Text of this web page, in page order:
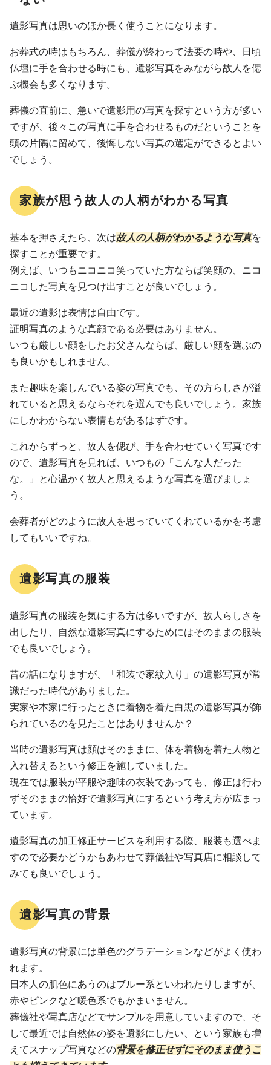
遺影写真は思いのほか長く使うことになります。
お葬式の時はもちろん、葬儀が終わって法要の時や、日頃
仏壇に手を合わせる時にも、遺影写真をみながら故人を偲
ぶ機会も多くなります。
葬儀の直前に、急いで遺影用の写真を探すという方が多い
ですが、後々この写真に手を合わせるものだということを
頭の片隅に留めて、後悔しない写真の選定ができるとよい
でしょう。
家族が思う故人の人柄がわかる写真
基本を押さえたら、次は故人の人柄がわかるような写真を
探すことが重要です。
例えば、いつもニコニコ笑っていた方ならば笑顔の、ニコ
ニコした写真を見つけ出すことが良いでしょう。
最近の遺影は表情は自由です。
証明写真のような真顔である必要はありません。
いつも厳しい顔をしたお父さんならば、厳しい顔を選ぶの
も良いかもしれません。
また趣味を楽しんでいる姿の写真でも、その方らしさが溢
れていると思えるならそれを選んでも良いでしょう。家族
にしかわからない表情もがあるはずです。
これからずっと、故人を偲び、手を合わせていく写真です
ので、遺影写真を見れば、いつもの「こんな人だった
な。」と心温かく故人と思えるような写真を選びましょ
う。
会葬者がどのように故人を思っていてくれているかを考慮
してもいいですね。
遺影写真の服装
遺影写真の服装を気にする方は多いですが、故人らしさを
出したり、自然な遺影写真にするためにはそのままの服装
でも良いでしょう。
昔の話になりますが、「和装で家紋入り」の遺影写真が常
識だった時代がありました。
実家や本家に行ったときに着物を着た白黒の遺影写真が飾
られているのを見たことはありませんか？
当時の遺影写真は顔はそのままに、体を着物を着た人物と
入れ替えるという修正を施していました。
現在では服装が平服や趣味の衣装であっても、修正は行わ
ずそのままの恰好で遺影写真にするという考え方が広まっ
ています。
遺影写真の加工修正サービスを利用する際、服装も選べま
すので必要かどうかもあわせて葬儀社や写真店に相談して
みても良いでしょう。
遺影写真の背景
遺影写真の背景には単色のグラデーションなどがよく使わ
れます。
日本人の肌色にあうのはブルー系といわれたりしますが、
赤やピンクなど暖色系でもかまいません。
葬儀社や写真店などでサンプルを用意していますので、そ
して最近では自然体の姿を遺影にしたい、という家族も増
えてスナップ写真などの背景を修正せずにそのまま使うこ